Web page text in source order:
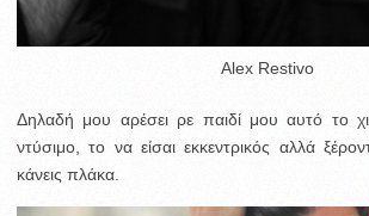
Alex Restivo
Δηλαδή μου αρέσει ρε παιδί μου αυτό το
ντύσιμο, το να είσαι εκκεντρικός αλλά
κάνεις πλάκα.